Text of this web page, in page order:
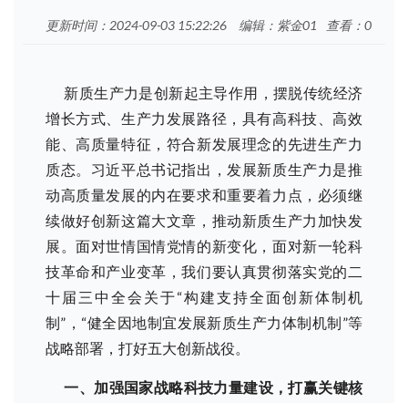
更新时间：2024-09-03 15:22:26 编辑：紫金01 查看： 0
新质生产力是创新起主导作用，摆脱传统经济
增长方式、生产力发展路径，具有高科技、高效
能、高质量特征，符合新发展理念的先进生产力
质态。习近平总书记指出，发展新质生产力是推
动高质量发展的内在要求和重要着力点，必须继
续做好创新这篇大文章，推动新质生产力加快发
展。面对世情国情党情的新变化，面对新一轮科
技革命和产业变革，我们要认真贯彻落实党的二
十届三中全会关于“构建支持全面创新体制机
制”，“健全因地制宜发展新质生产力体制机制”等
战略部署，打好五大创新战役。
一、加强国家战略科技力量建设，打赢关键核